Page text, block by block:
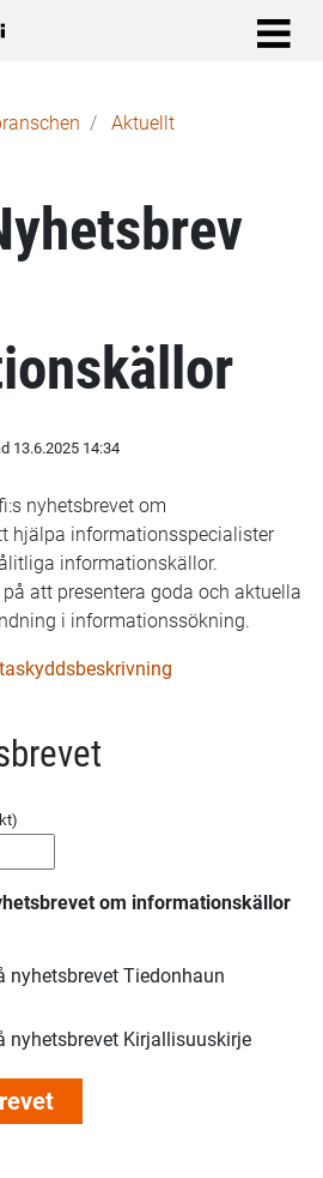
Aktuellt
13.6.2025 14:34
nyhetsbrevet om
hjälpa informationsspecialister
informationskällor.
att presentera goda och aktuella
i informationssökning.
om informationskällor
nyhetsbrevet Tiedonhaun
nyhetsbrevet Kirjallisuuskirje